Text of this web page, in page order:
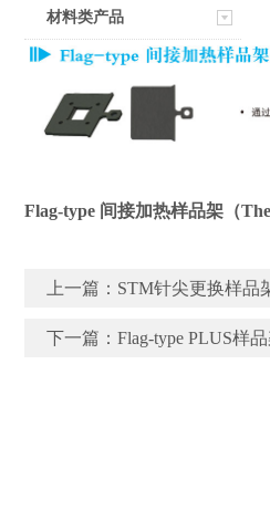
材料类产品
Flag-type 间接加热样品架（
上一篇： STM针尖更换样品
下一篇：Flag-type PLUS样品架